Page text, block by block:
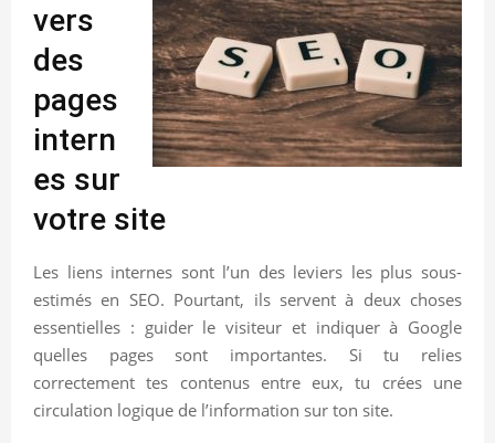
vers
des
pages
intern
es sur
votre site
Les liens internes sont l’un des leviers les plus sous-
estimés en SEO. Pourtant, ils servent à deux choses
essentielles : guider le visiteur et indiquer à Google
quelles pages sont importantes. Si tu relies
correctement tes contenus entre eux, tu crées une
circulation logique de l’information sur ton site.